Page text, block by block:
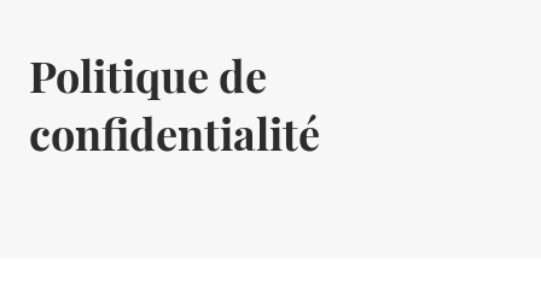
Propriétaires
Vous êtes investisseurs ou propriétaires, et
vous cherchez à commercialiser
et mettre en gestion vos actifs, tout en
améliorant votre rentabilité.
Politique de
confidentialité